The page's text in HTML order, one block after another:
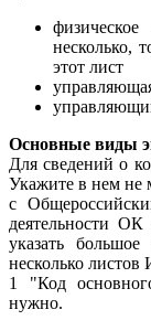
несколько,
этот лист
Основные виды
Для сведений о
Укажите в нем не
с
деятельности
указать
несколько
1 "Код
нужно.